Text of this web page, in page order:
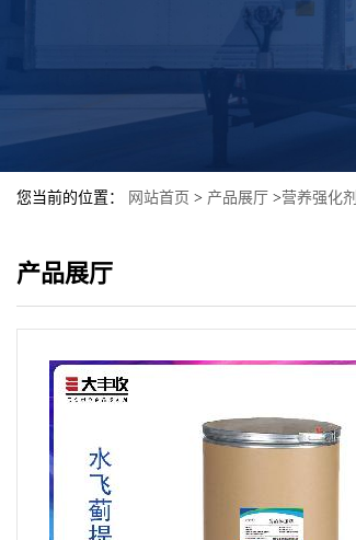
您当前的位置： 网站首页 > 产品展厅 >营养强化剂
产品展厅